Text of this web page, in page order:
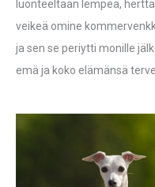
luonteeltaan lempeä,
veikeä omine
ja sen se periytti monille
emä ja koko elämänsä terve.